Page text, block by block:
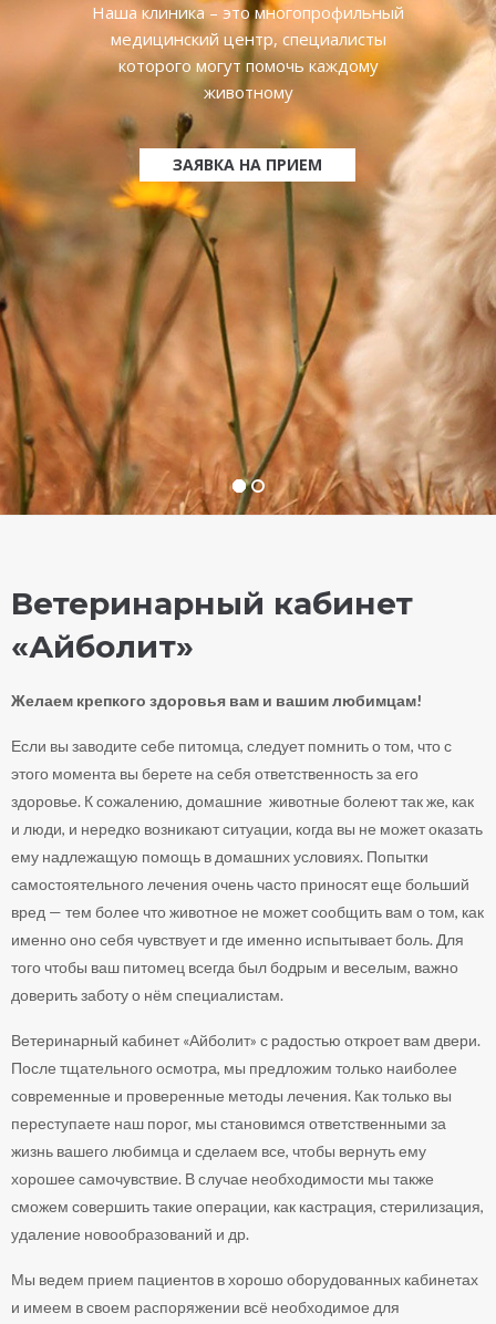
Наша клиника – это многопрофильный
медицинский центр, специалисты
которого могут помочь каждому
животному
ЗАЯВКА НА ПРИЕМ
Ветеринарный кабинет
«Айболит»
Желаем крепкого здоровья вам и вашим любимцам!
Если вы заводите себе питомца, следует помнить о том, что с
этого момента вы берете на себя ответственность за его
здоровье. К сожалению, домашние животные болеют так же, как
и люди, и нередко возникают ситуации, когда вы не может оказать
ему надлежащую помощь в домашних условиях. Попытки
самостоятельного лечения очень часто приносят еще больший
вред — тем более что животное не может сообщить вам о том, как
именно оно себя чувствует и где именно испытывает боль. Для
того чтобы ваш питомец всегда был бодрым и веселым, важно
доверить заботу о нём специалистам.
Ветеринарный кабинет «Айболит» с радостью откроет вам двери.
После тщательного осмотра, мы предложим только наиболее
современные и проверенные методы лечения. Как только вы
переступаете наш порог, мы становимся ответственными за
жизнь вашего любимца и сделаем все, чтобы вернуть ему
хорошее самочувствие. В случае необходимости мы также
сможем совершить такие операции, как кастрация, стерилизация,
удаление новообразований и др.
Мы ведем прием пациентов в хорошо оборудованных кабинетах
и имеем в своем распоряжении всё необходимое для